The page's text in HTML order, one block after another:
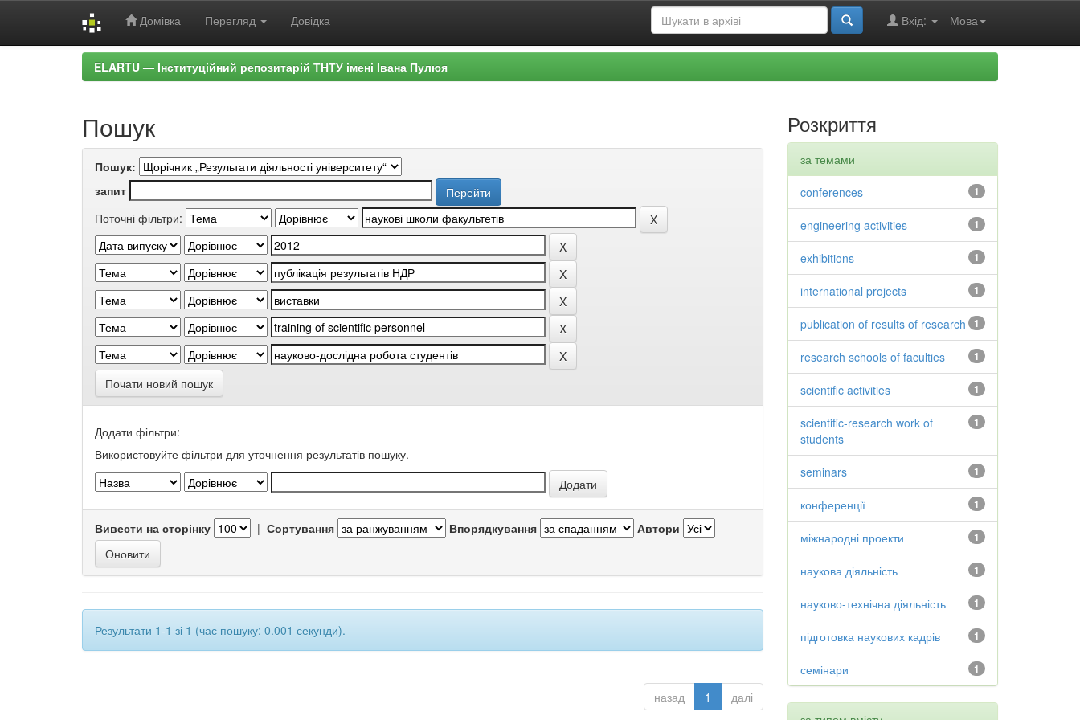
Домівка Перегляд Довідка Мова
Вхід:
ELARTU — Інституційний репозитарій ТНТУ імені Івана Пулюя
Пошук
Пошук:
запит
Поточні фільтри:
Почати новий пошук
Додати фільтри:
Використовуйте фільтри для уточнення результатів пошуку.
Вивести на сторінку | Сортування Впорядкування Автори
Результати 1-1 зі 1 (час пошуку: 0.001 секунди).
назад 1 далі
Розкриття
за темами
1
conferences
1
engineering activities
1
exhibitions
1
international projects
1
publication of results of research
1
research schools of faculties
1
scientific activities
1
scientific-research work of
students
1
seminars
1
конференції
1
міжнародні проекти
1
наукова діяльність
1
науково-технічна діяльність
1
підготовка наукових кадрів
1
семінари